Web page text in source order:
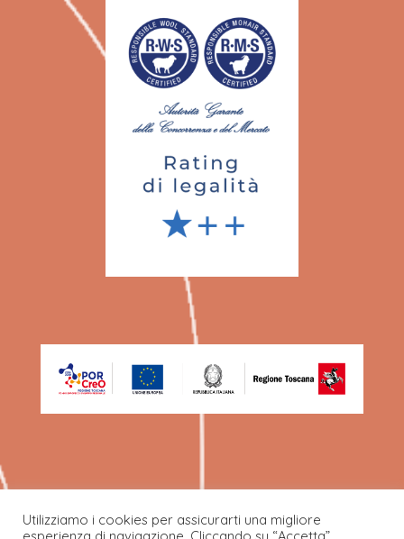
Utilizziamo i cookies per assicurarti una migliore